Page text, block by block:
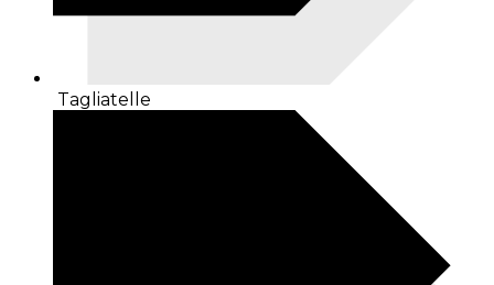
Tagliatelle